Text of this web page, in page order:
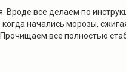
все делаем по
начались морозы,
все полностью